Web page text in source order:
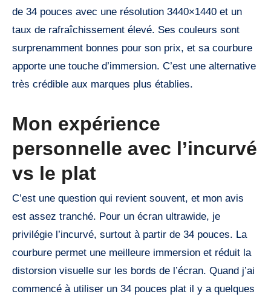
de 34 pouces avec une résolution 3440×1440 et un
taux de rafraîchissement élevé. Ses couleurs sont
surprenamment bonnes pour son prix, et sa courbure
apporte une touche d’immersion. C’est une alternative
très crédible aux marques plus établies.
Mon expérience
personnelle avec l’incurvé
vs le plat
C’est une question qui revient souvent, et mon avis
est assez tranché. Pour un écran ultrawide, je
privilégie l’incurvé, surtout à partir de 34 pouces. La
courbure permet une meilleure immersion et réduit la
distorsion visuelle sur les bords de l’écran. Quand j’ai
commencé à utiliser un 34 pouces plat il y a quelques